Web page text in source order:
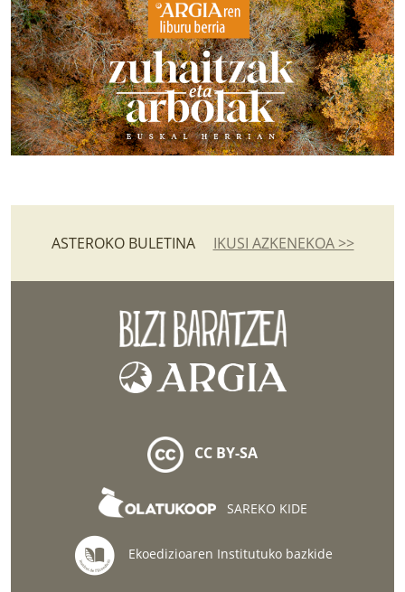
ASTEROKO BULETINA IKUSI AZKENEKOA >>
CC BY-SA
SAREKO KIDE
Ekoedizioaren Institutuko bazkide